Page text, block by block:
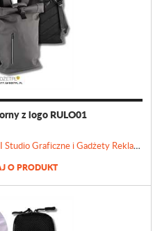
z logo RULO01
Agencja Reklamowa "Gadżet PL" I Studio Graficzne i Gadżety Reklamowe
O PRODUKT